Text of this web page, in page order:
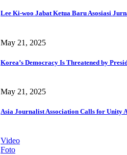
Lee Ki-woo Jabat Ketua Baru Asosiasi
May 21, 2025
Korea’s Democracy Is Threatened by
May 21, 2025
Asia Journalist Association Calls for
Video
Foto